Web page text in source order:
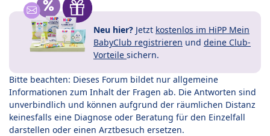
Neu hier? Jetzt kostenlos im HiPP Mein
BabyClub registrieren und deine Club-
Vorteile sichern.
Bitte beachten: Dieses Forum bildet nur allgemeine
Informationen zum Inhalt der Fragen ab. Die Antworten sind
unverbindlich und können aufgrund der räumlichen Distanz
keinesfalls eine Diagnose oder Beratung für den Einzelfall
darstellen oder einen Arztbesuch ersetzen.